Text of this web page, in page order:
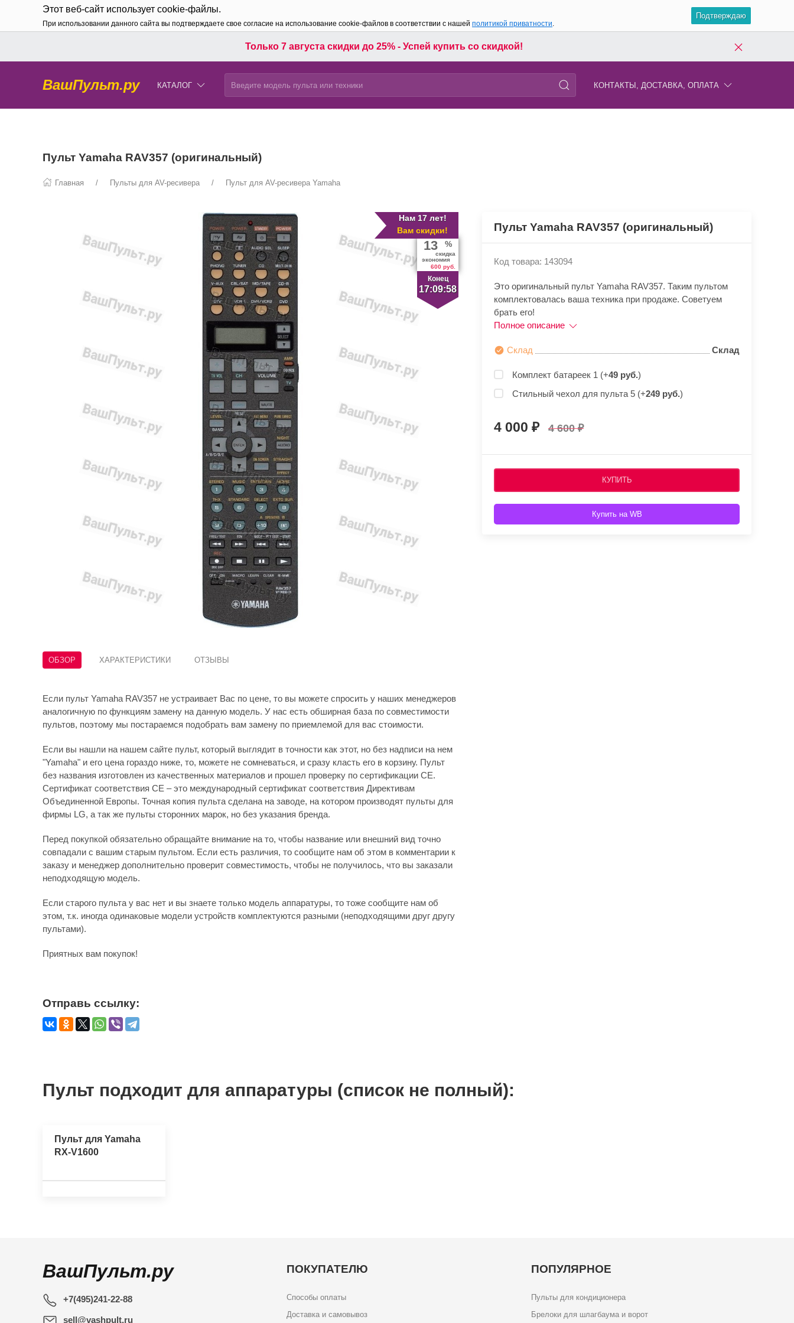
Этот веб-сайт использует cookie-файлы.
При использовании данного сайта вы подтверждаете свое согласие на использование cookie-файлов в соответствии с нашей политикой приватности.
Подтверждаю
Только 7 августа скидки до 25% - Успей купить со скидкой!
ВашПульт.ру КАТАЛОГ КОНТАКТЫ, ДОСТАВКА, ОПЛАТА
Пульт Yamaha RAV357 (оригинальный)
Главная Пульты для AV-ресивера Пульт для AV-ресивера Yamaha
Нам 17 лет!
Вам скидки!
Конец
17:09:58
13 %
скидка
экономия
600 руб.
ОБЗОР ХАРАКТЕРИСТИКИ ОТЗЫВЫ
Если пульт Yamaha RAV357 не устраивает Вас по цене, то вы можете спросить у наших менеджеров
аналогичную по функциям замену на данную модель. У нас есть обширная база по совместимости
пультов, поэтому мы постараемся подобрать вам замену по приемлемой для вас стоимости.
Если вы нашли на нашем сайте пульт, который выглядит в точности как этот, но без надписи на нем
"Yamaha" и его цена гораздо ниже, то, можете не сомневаться, и сразу класть его в корзину. Пульт
без названия изготовлен из качественных материалов и прошел проверку по сертификации CE.
Сертификат соответствия СЕ – это международный сертификат соответствия Директивам
Объединенной Европы. Точная копия пульта сделана на заводе, на котором производят пульты для
фирмы LG, а так же пульты сторонних марок, но без указания бренда.
Перед покупкой обязательно обращайте внимание на то, чтобы название или внешний вид точно
совпадали с вашим старым пультом. Если есть различия, то сообщите нам об этом в комментарии к
заказу и менеджер дополнительно проверит совместимость, чтобы не получилось, что вы заказали
неподходящую модель.
Если старого пульта у вас нет и вы знаете только модель аппаратуры, то тоже сообщите нам об
этом, т.к. иногда одинаковые модели устройств комплектуются разными (неподходящими друг другу
пультами).
Приятных вам покупок!
Пульт Yamaha RAV357 (оригинальный)
Код товара: 143094
Это оригинальный пульт Yamaha RAV357. Таким пультом
комплектовалась ваша техника при продаже. Советуем
брать его!
Полное описание
Склад Склад
Комплект батареек 1 (+49 руб.)
Стильный чехол для пульта 5 (+249 руб.)
4 000 4 600
КУПИТЬ
Купить на WB
Отправь ссылку:
Пульт подходит для аппаратуры (список не полный):
Пульт для Yamaha
RX-V1600
ВашПульт.ру
+7(495)241-22-88
sell@vashpult.ru
ПОКУПАТЕЛЮ
Способы оплаты
Доставка и самовывоз
ПОПУЛЯРНОЕ
Пульты для кондиционера
Брелоки для шлагбаума и ворот